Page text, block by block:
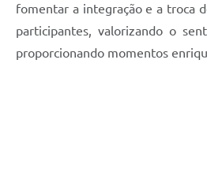
fomentar a integração e a troca
participantes, valorizando o
proporcionando momentos